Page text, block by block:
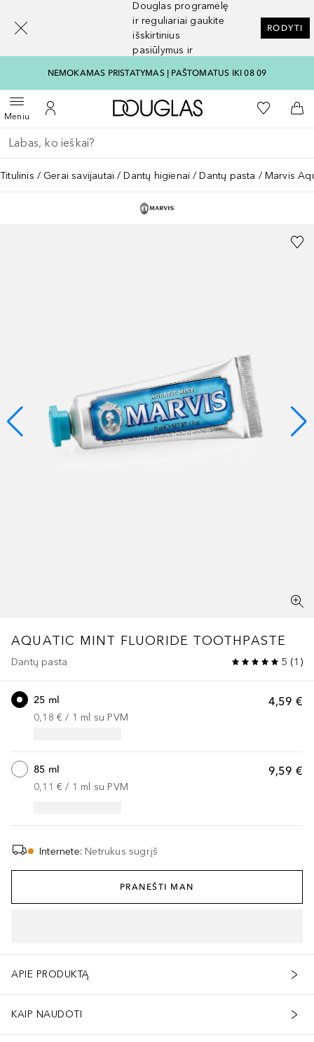
Douglas programėlę
ir reguliariai gaukite
išskirtinius
pasiūlymus ir
RODYTI
NEMOKAMAS PRISTATYMAS Į PAŠTOMATUS IKI 08 09
MeniuAtidaryti meniuĮ mano paskyrą
Į Douglas pagrindinį
Į mano
Į
Grįžk atgal
Vykdykite paiešką
Titulinis Gerai savijautai Dantų higienai Dantų pasta Marvis
AQUATIC MINT FLUORIDE TOOTHPASTE
Dantų pasta 5 (1 )
4,59 €
25 ml
0,18 € / 1 ml su PVM
9,59 €
85 ml
0,11 € / 1 ml su PVM
Internete: Netrukus sugrįš
PRANEŠTI MAN
APIE PRODUKTĄ
KAIP NAUDOTI
[navigation.slideout.screenreader]